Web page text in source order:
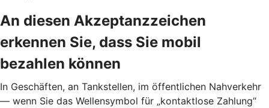
An diesen Akzeptanzzeichen
erkennen Sie, dass Sie mobil
bezahlen können
In Geschäften, an Tankstellen, im öffentlichen Nahverkehr
— wenn Sie das Wellensymbol für „kontaktlose Zahlung“